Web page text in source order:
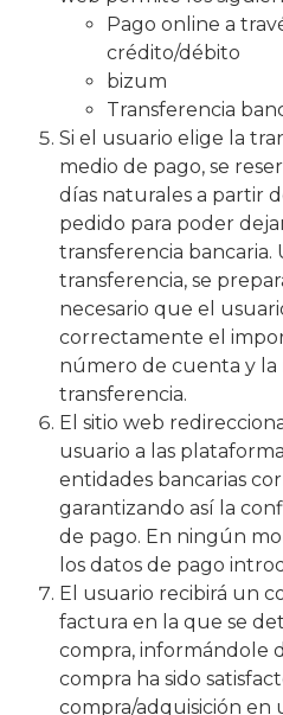
Pago online a
crédito/débito
bizum
Transferencia
Si el usuario elige la
medio de pago, se
días naturales a partir
pedido para poder
transferencia bancaria.
transferencia, se
necesario que el
correctamente el
número de cuenta y la
transferencia.
El sitio web
usuario a las
entidades bancarias
garantizando así la
de pago. En ningún
los datos de pago
El usuario recibirá un
factura en la que se
compra, informándole
compra ha sido
compra/adquisición en